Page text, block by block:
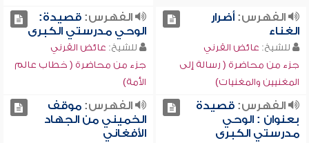
الفهرس:أضرار
الغناء
للشيخ: عائض القرني
جزء من محاضرة ( رسالة إلى
المغنيين والمغنيات)
الفهرس:قصيدة:
الوحي مدرستي الكبرى
للشيخ: عائض القرني
جزء من محاضرة ( خطاب عالم
الأمة)
الفهرس:قصيدة
بعنوان : الوحي
مدرستي الكبرى
الفهرس:موقف
الخميني من الجهاد
الأفغاني